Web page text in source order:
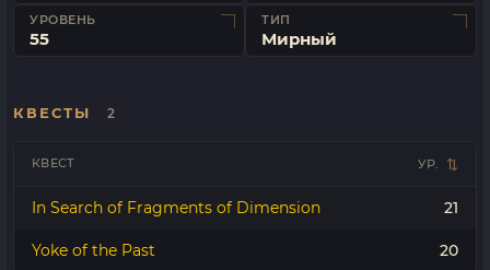
УРОВЕНЬ
55
ТИП
Мирный
КВЕСТЫ 2
КВЕСТ УР.
In Search of Fragments of Dimension 21
Yoke of the Past 20